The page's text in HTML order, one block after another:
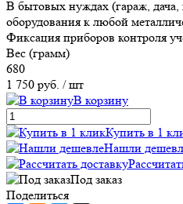
В бытовых нуждах (гараж, дача,
оборудования к любой
Фиксация приборов контроля
Вес (грамм)
680
1 750 руб. / шт
В корзину
Купить в 1
Нашли
Под заказ
Поделиться